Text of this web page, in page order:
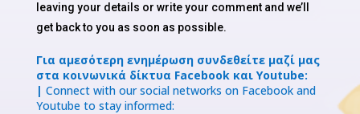
leaving your details or write your comment and we’ll
get back to you as soon as possible.
Για αμεσότερη ενημέρωση συνδεθείτε μαζί μας
στα κοινωνικά δίκτυα Facebook και Youtube:
| Connect with our social networks on Facebook and
Youtube to stay informed: